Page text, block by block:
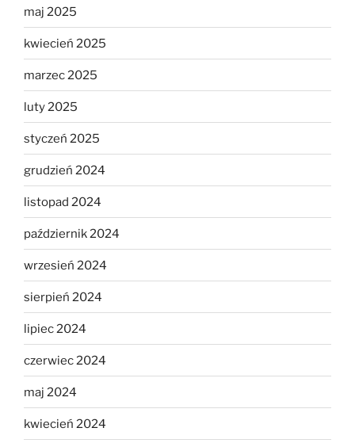
maj 2025
kwiecień 2025
marzec 2025
luty 2025
styczeń 2025
grudzień 2024
listopad 2024
październik 2024
wrzesień 2024
sierpień 2024
lipiec 2024
czerwiec 2024
maj 2024
kwiecień 2024